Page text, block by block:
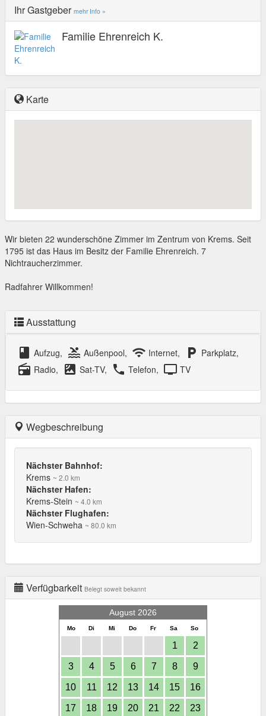
Ihr Gastgeber mehr Info »
Familie Ehrenreich K.
Karte
Wir bieten 22 wunderschöne Zimmer im Zentrum von Krems. Seit
1795 ist das Haus im Besitz der Familie Ehrenreich. 7
Nichtraucherzimmer.
Radfahrer Willkommen!
Ausstattung
class Aufzug, pool Außenpool, wifi Internet, local_parking Parkplatz,
radio Radio, satellite Sat-TV, local_phone Telefon, tv TV
Wegbeschreibung
Nächster Bahnhof:
Krems ~ 2.0 km
Nächster Hafen:
Krems-Stein ~ 4.0 km
Nächster Flughafen:
Wien-Schweha ~ 80.0 km
Verfügbarkeit Belegt soweit bekannt
August 2026
Mo Di Mi Do Fr Sa So
1 2
3 4 5 6 7 8 9
10 11 12 13 14 15 16
17 18 19 20 21 22 23